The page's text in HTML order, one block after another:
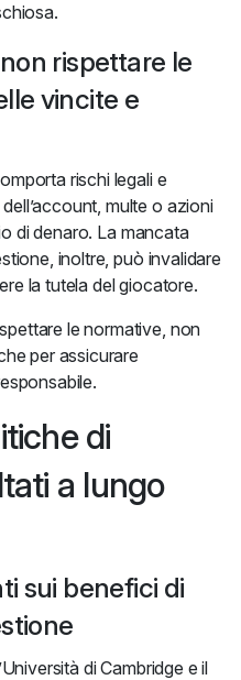
rispettare le
vincite e
rischi legali e
multe o azioni
di denaro. La mancata
inoltre, può invalidare
la tutela del giocatore.
le normative, non
per assicurare
di
a lungo
sui benefici di
di Cambridge e il